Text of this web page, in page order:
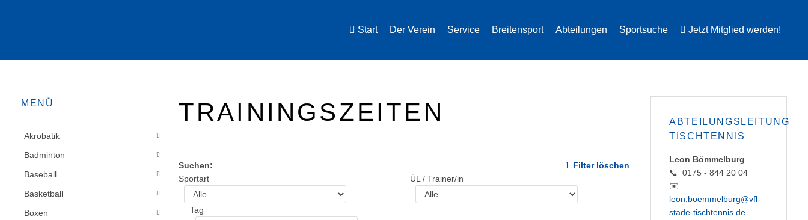
Start Der Verein Service Breitensport Abteilungen Sportsuche Jetzt Mitglied werden!
TRAININGSZEITEN
Suchen:
Filter löschen
Sportart
ÜL / Trainer/in
Tag
MENÜ
Akrobatik
Badminton
Baseball
Basketball
Boxen
ABTEILUNGSLEITUNG
TISCHTENNIS
Leon Bömmelburg
📞 0175 - 844 20 04
✉️
leon.boemmelburg@vfl-
stade-tischtennis.de